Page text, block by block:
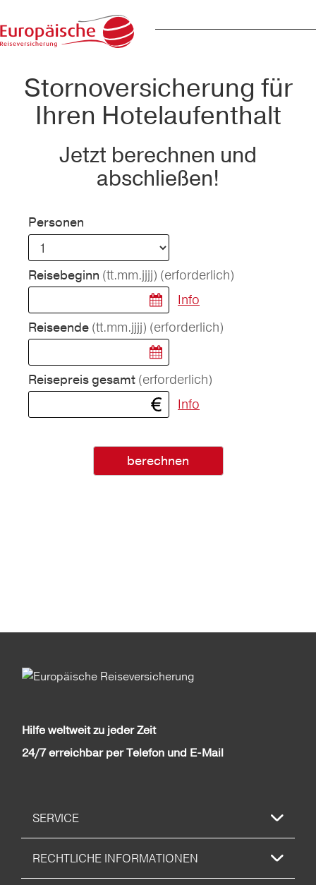
Stornoversicherung für
Ihren Hotelaufenthalt
Jetzt berechnen und
abschließen!
Personen
Reisebeginn (tt.mm.jjjj) (erforderlich)
Info
Reiseende (tt.mm.jjjj) (erforderlich)
Reisepreis gesamt (erforderlich)
Info
berechnen
Hilfe weltweit zu jeder Zeit
24/7 erreichbar per Telefon und E-Mail
SERVICE
RECHTLICHE INFORMATIONEN